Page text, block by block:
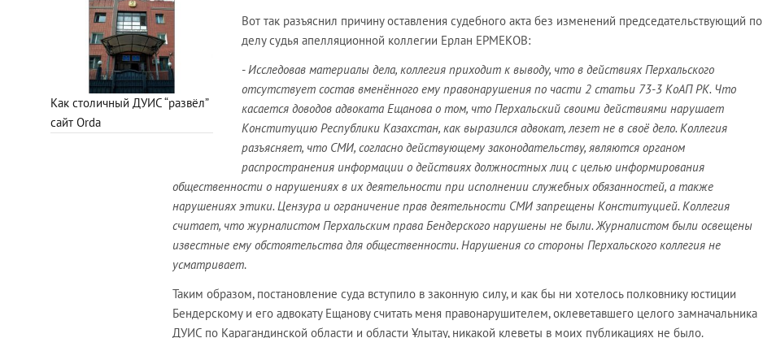
Как столичный ДУИС “развёл”
сайт Orda
Вот так разъяснил причину оставления судебного акта без изменений председательствующий по
делу судья апелляционной коллегии Ерлан ЕРМЕКОВ:
- Исследовав материалы дела, коллегия приходит к выводу, что в действиях Перхальского
отсутствует состав вменённого ему правонарушения по части 2 статьи 73-3 КоАП РК. Что
касается доводов адвоката Ещанова о том, что Перхальский своими действиями нарушает
Конституцию Республики Казахстан, как выразился адвокат, лезет не в своё дело. Коллегия
разъясняет, что СМИ, согласно действующему законодательству, являются органом
распространения информации о действиях должностных лиц с целью информирования
общественности о нарушениях в их деятельности при исполнении служебных обязанностей, а также
нарушениях этики. Цензура и ограничение прав деятельности СМИ запрещены Конституцией. Коллегия
считает, что журналистом Перхальским права Бендерского нарушены не были. Журналистом были освещены
известные ему обстоятельства для общественности. Нарушения со стороны Перхальского коллегия не
усматривает.
Таким образом, постановление суда вступило в законную силу, и как бы ни хотелось полковнику юстиции
Бендерскому и его адвокату Ещанову считать меня правонарушителем, оклеветавшего целого замначальника
ДУИС по Карагандинской области и области Ұлытау, никакой клеветы в моих публикациях не было.